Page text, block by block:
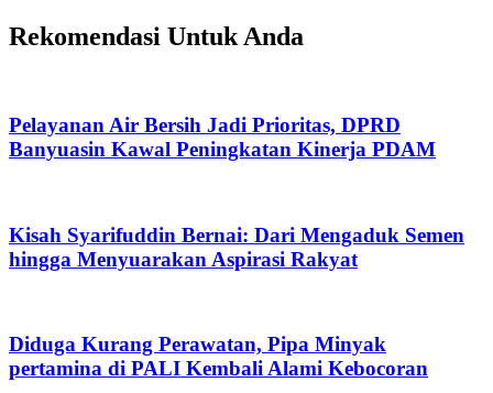
Rekomendasi Untuk Anda
Pelayanan Air Bersih Jadi Prioritas, DPRD
Banyuasin Kawal Peningkatan Kinerja PDAM
Kisah Syarifuddin Bernai: Dari Mengaduk Semen
hingga Menyuarakan Aspirasi Rakyat
Diduga Kurang Perawatan, Pipa Minyak
pertamina di PALI Kembali Alami Kebocoran